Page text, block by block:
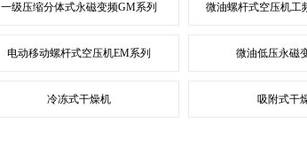
一级压缩分体式永磁变频GM系列 微油螺杆式空压机工
电动移动螺杆式空压机EM系列 微油低压永磁
冷冻式干燥机 吸附式干